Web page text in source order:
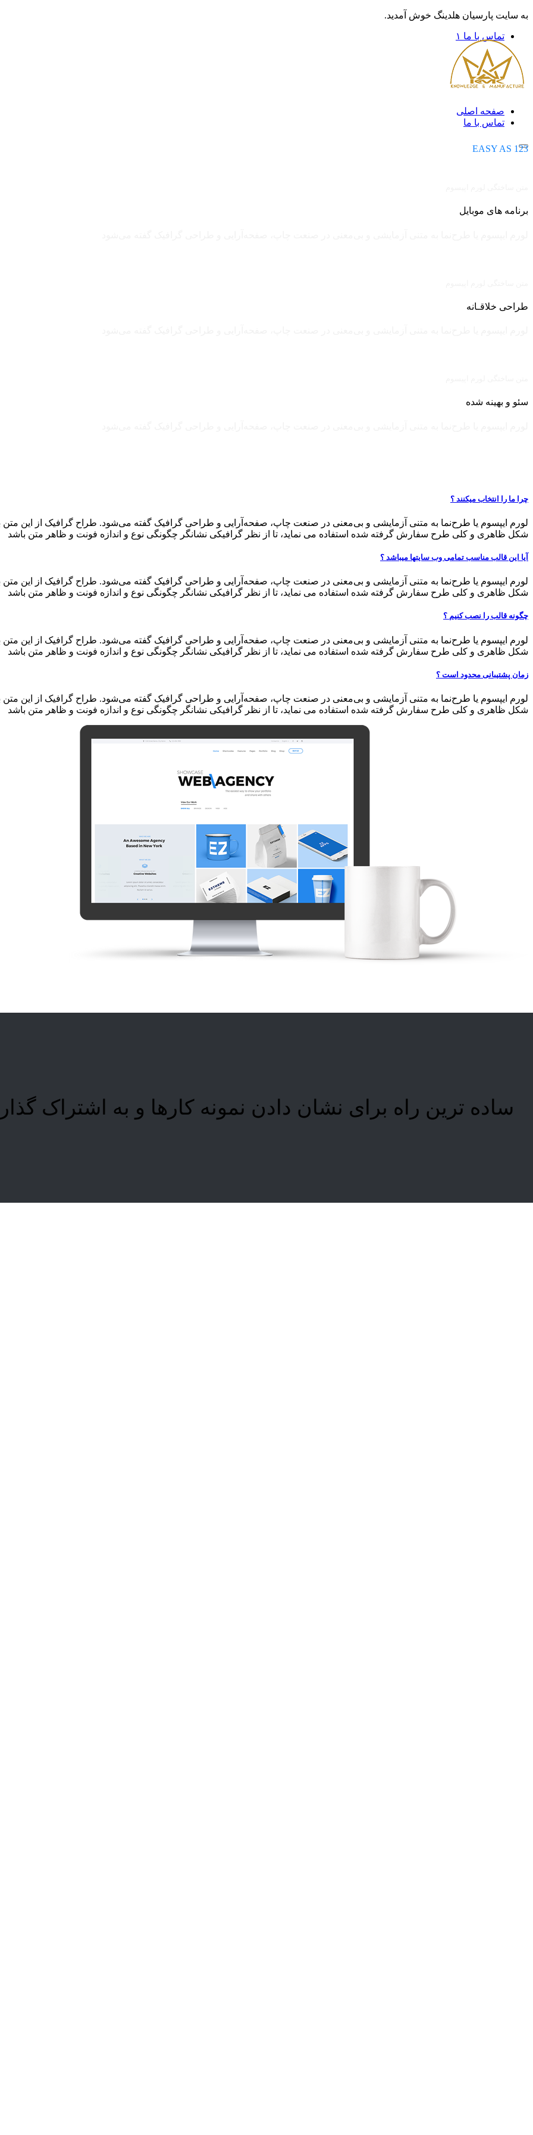
به سایت پارسیان هلدینگ خوش آمدید.
تماس با ما ۱
صفحه اصلی
تماس با ما
EASY AS 123
برنامه های موبایل
طراحی خلاقـانه
سئو و بهینه شده
چرا ما را انتخاب میکنند ؟
لورم ایپسوم یا طرح‌نما به متنی آزمایشی و بی‌معنی در صنعت چاپ، صفحه‌آرایی و طراحی گرافیک گفته می‌شود. طراح گرافیک از این متن
شکل ظاهری و کلی طرح سفارش گرفته شده استفاده می نماید، تا از نظر گرافیکی نشانگر چگونگی نوع و اندازه فونت و ظاهر متن باشد
آیا این قالب مناسب تمامی وب سایتها میباشد ؟
لورم ایپسوم یا طرح‌نما به متنی آزمایشی و بی‌معنی در صنعت چاپ، صفحه‌آرایی و طراحی گرافیک گفته می‌شود. طراح گرافیک از این متن
شکل ظاهری و کلی طرح سفارش گرفته شده استفاده می نماید، تا از نظر گرافیکی نشانگر چگونگی نوع و اندازه فونت و ظاهر متن باشد
چگونه قالب را نصب کنیم ؟
لورم ایپسوم یا طرح‌نما به متنی آزمایشی و بی‌معنی در صنعت چاپ، صفحه‌آرایی و طراحی گرافیک گفته می‌شود. طراح گرافیک از این متن
شکل ظاهری و کلی طرح سفارش گرفته شده استفاده می نماید، تا از نظر گرافیکی نشانگر چگونگی نوع و اندازه فونت و ظاهر متن باشد
زمان پشتیبانی محدود است ؟
لورم ایپسوم یا طرح‌نما به متنی آزمایشی و بی‌معنی در صنعت چاپ، صفحه‌آرایی و طراحی گرافیک گفته می‌شود. طراح گرافیک از این متن
شکل ظاهری و کلی طرح سفارش گرفته شده استفاده می نماید، تا از نظر گرافیکی نشانگر چگونگی نوع و اندازه فونت و ظاهر متن باشد
ساده ترین راه برای نشان دادن نمونه کارها و به اشتراک